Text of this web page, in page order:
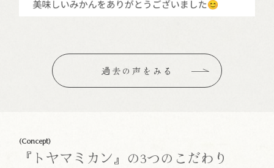
過去の声をみる
(Concept)
『トヤマミカン』の3つのこだわり